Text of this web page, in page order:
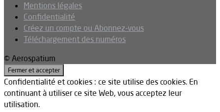
Mentions légales
Confidentialité
Créez un compte ou Abonnez-vous
Téléchargement des numéros
© Aerospatium
Confidentialité et cookies : ce site utilise des cookies. En
continuant à utiliser ce site Web, vous acceptez leur
utilisation.